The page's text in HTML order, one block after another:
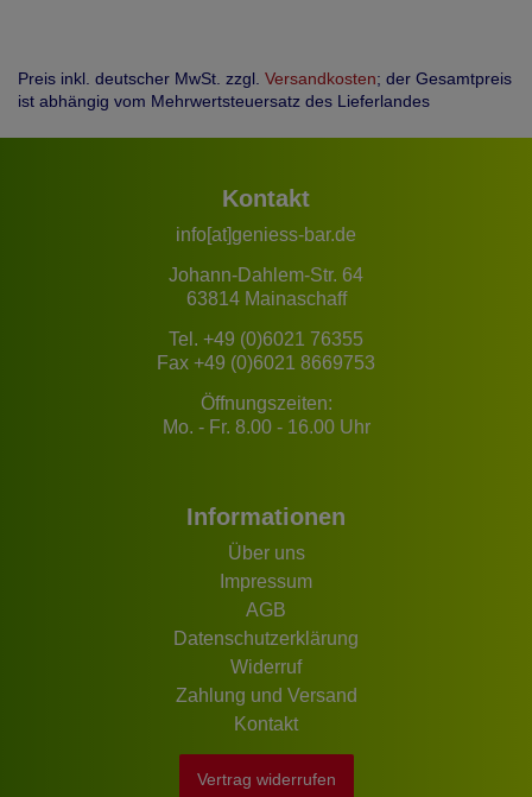
Preis inkl. deutscher MwSt. zzgl. Versandkosten; der Gesamtpreis
ist abhängig vom Mehrwertsteuersatz des Lieferlandes
Kontakt
info[at]geniess-bar.de
Johann-Dahlem-Str. 64
63814 Mainaschaff
Tel. +49 (0)6021 76355
Fax +49 (0)6021 8669753
Öffnungszeiten:
Mo. - Fr. 8.00 - 16.00 Uhr
Informationen
Über uns
Impressum
AGB
Datenschutzerklärung
Widerruf
Zahlung und Versand
Kontakt
Vertrag widerrufen